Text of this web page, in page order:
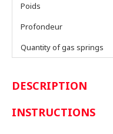
Poids
Profondeur
Quantity of gas springs
DESCRIPTION
INSTRUCTIONS